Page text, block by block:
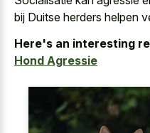
bij Duitse herders helpen
Here's an interesting
Hond Agressie